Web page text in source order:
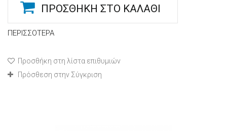
ΠΡΟΣΘΉΚΗ ΣΤΟ ΚΑΛΆΘΙ
ΠΕΡΙΣΣΌΤΕΡΑ
Προσθήκη στη λίστα επιθυμιών
Πρόσθεση στην Σύγκριση